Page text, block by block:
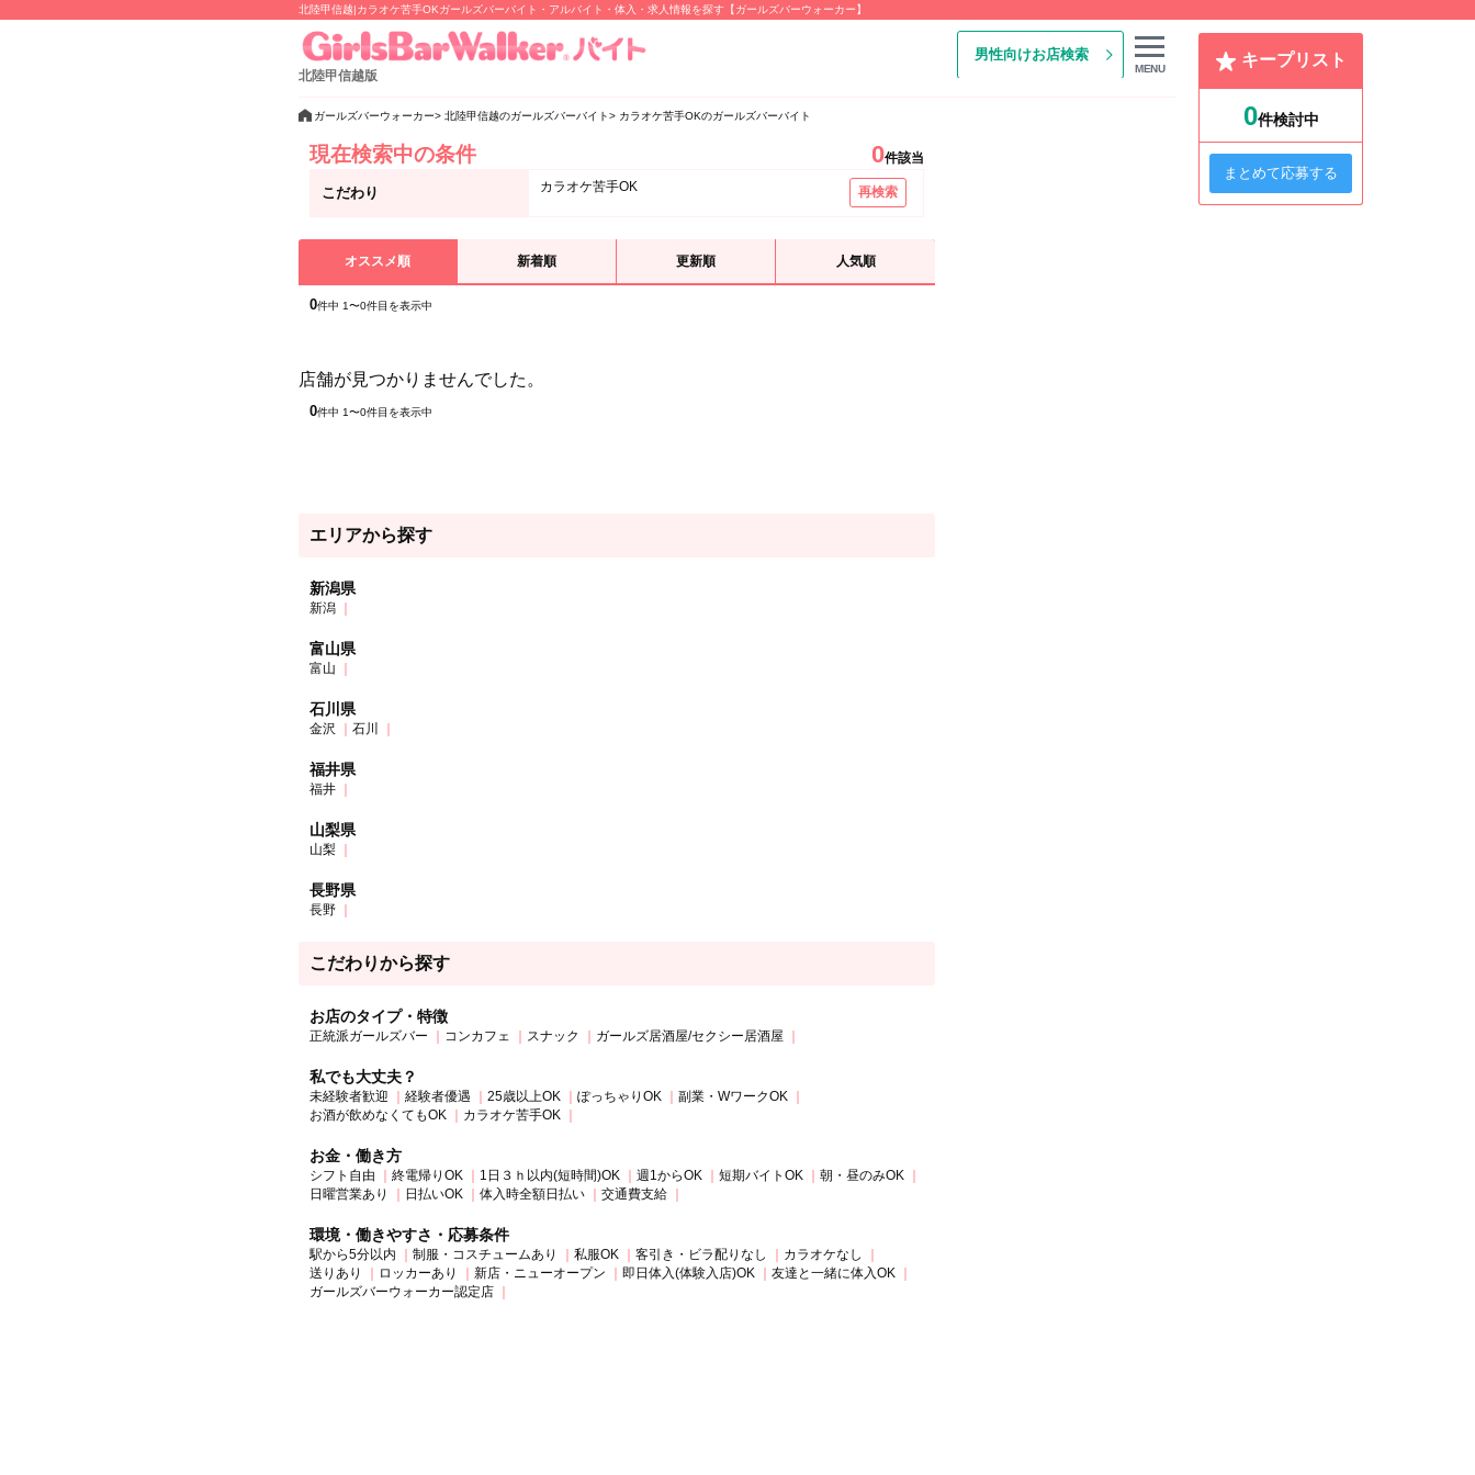
北陸甲信越|カラオケ苦手OKガールズバーバイト・アルバイト・体入・求人情報を探す【ガールズバーウォーカー】
北陸甲信越版
男性向けお店検索
MENU
ガールズバーウォーカー 北陸甲信越のガールズバーバイト カラオケ苦手OKのガールズバーバイト
現在検索中の条件 0件該当
こだわり カラオケ苦手OK 再検索
オススメ順 新着順 更新順 人気順
0件中 1〜0件目を表示中
店舗が見つかりませんでした。
0件中 1〜0件目を表示中
エリアから探す
新潟県
新潟
富山県
富山
石川県
金沢 石川
福井県
福井
山梨県
山梨
長野県
長野
こだわりから探す
お店のタイプ・特徴
正統派ガールズバー コンカフェ スナック ガールズ居酒屋/セクシー居酒屋
私でも大丈夫？
未経験者歓迎 経験者優遇 25歳以上OK ぽっちゃりOK
副業・WワークOK
お酒が飲めなくてもOK
カラオケ苦手OK
お金・働き方
シフト自由 終電帰りOK 1日３ｈ以内(短時間)OK 週1からOK 短期バイトOK
朝・昼のみOK
日曜営業あり
日払いOK 体入時全額日払い 交通費支給
環境・働きやすさ・応募条件
駅から5分以内 制服・コスチュームあり 私服OK 客引き・ビラ配りなし
カラオケなし
送りあり
ロッカーあり 新店・ニューオープン 即日体入(体験入店)OK
友達と一緒に体入OK
ガールズバーウォーカー認定店
キープリスト
0件検討中
まとめて応募する